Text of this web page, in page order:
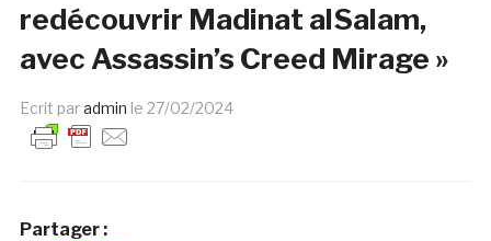
redécouvrir Madinat alSalam,
avec Assassin’s Creed Mirage »
Ecrit paradmin le 27/02/2024
Partager :